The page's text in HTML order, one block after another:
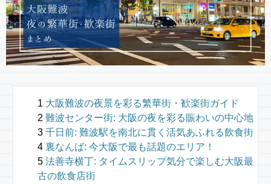
大阪難波の夜景を彩る繁華街・歓楽街ガイド
難波センター街: 大阪の夜を彩る賑わいの中心地
千日前: 難波駅を南北に貫く活気あふれる飲食街
裏なんば: 今大阪で最も話題のエリア！
法善寺横丁: タイムスリップ気分で楽しむ大阪最
古の飲食店街